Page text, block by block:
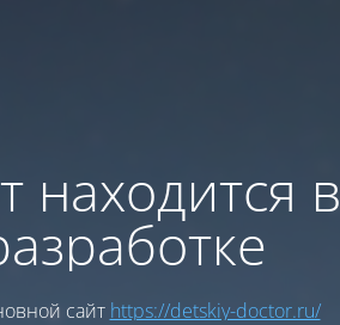
находится в
сайт https://detskiy-doctor.ru/